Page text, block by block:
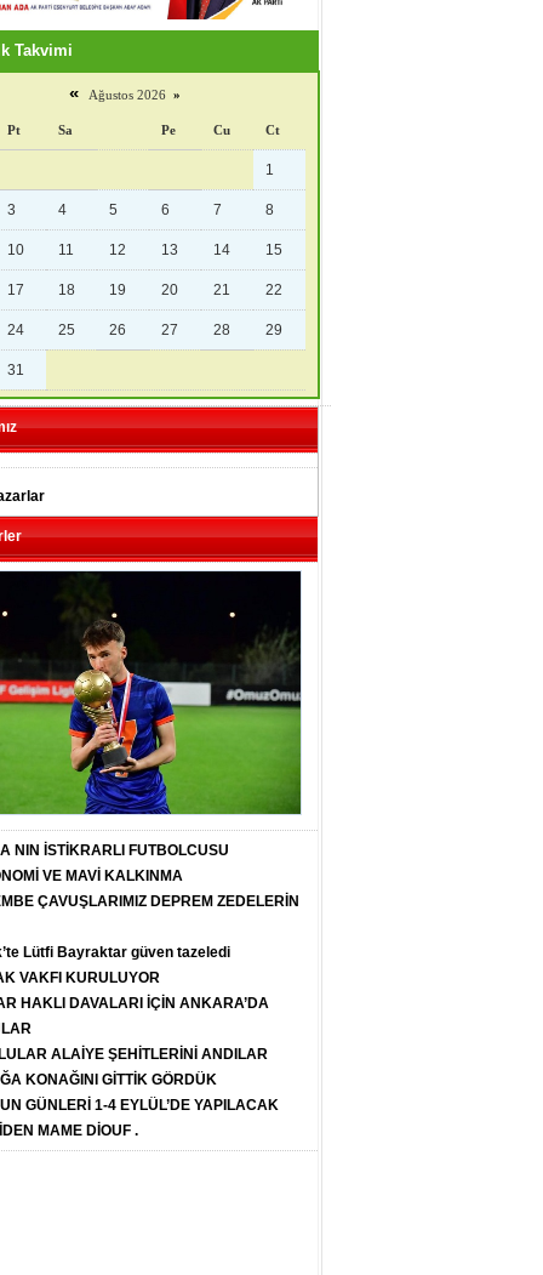
Takvimi
« Ağustos 2026 »
Pt Sa Pe Cu Ct
1
3 4 5 6 7 8
10 11 12 13 14 15
17 18 19 20 21 22
24 25 26 27 28 29
31
NIN İSTİKRARLI FUTBOLCUSU
VE MAVİ KALKINMA
ÇAVUŞLARIMIZ DEPREM ZEDELERİN
Lütfi Bayraktar güven tazeledi
VAKFI KURULUYOR
HAKLI DAVALARI İÇİN ANKARA’DA
ALAİYE ŞEHİTLERİNİ ANDILAR
KONAĞINI GİTTİK GÖRDÜK
GÜNLERİ 1-4 EYLÜL’DE YAPILACAK
MAME DİOUF .